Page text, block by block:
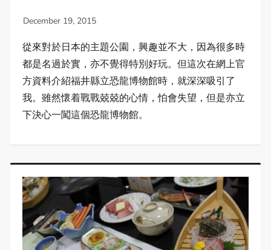
從來對於日本的主題公園，興趣並不大，因為很多時
都是名過於實，亦不覺得特別好玩。但這次在網上官
方資料介紹福井縣立恐龍博物館時，就深深吸引了
我。雖然懷着戰戰兢兢的心情，怕會失望，但是亦立
下決心一闖這個恐龍博物館。